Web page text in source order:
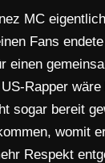
MC
Fans
einen
Rapper
sogar bereit
womit
Respekt